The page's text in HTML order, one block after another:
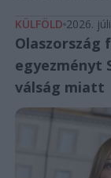
KÜLFÖLD 2026.
Olaszország
egyezményt
válság miatt